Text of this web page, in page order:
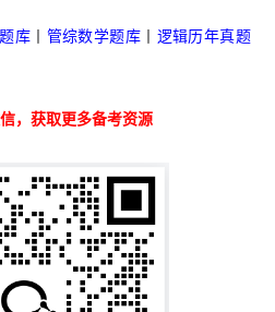
库 管综数学题库
逻辑历年真题
，获取更多备考资源